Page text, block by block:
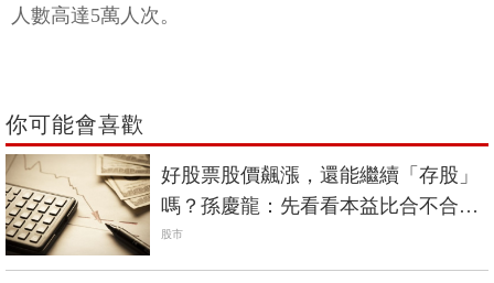
人數高達5萬人次。
你可能會喜歡
好股票股價飆漲，還能繼續「存股」
嗎？孫慶龍：先看看本益比合不合
理！
股市